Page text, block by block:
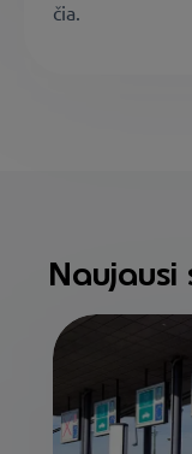
čia.
Naujausi